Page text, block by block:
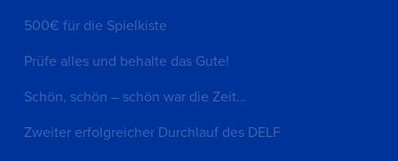
500€ für die Spielkiste
Prüfe alles und behalte das Gute!
Schön, schön – schön war die Zeit…
Zweiter erfolgreicher Durchlauf des DELF